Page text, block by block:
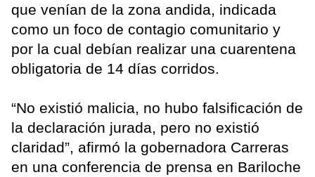
que venían de la zona andida, indicada
como un foco de contagio comunitario y
por la cual debían realizar una cuarentena
obligatoria de 14 días corridos.
“No existió malicia, no hubo falsificación de
la declaración jurada, pero no existió
claridad”, afirmó la gobernadora Carreras
en una conferencia de prensa en Bariloche